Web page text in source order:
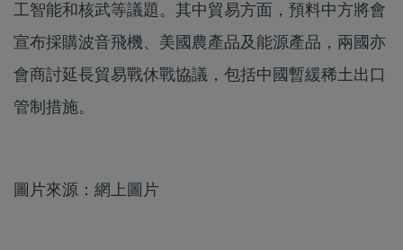
工智能和核武等議題。其中貿易方面，預料中方將會
宣布採購波音飛機、美國農產品及能源產品，兩國亦
會商討延長貿易戰休戰協議，包括中國暫緩稀土出口
管制措施。
圖片來源：網上圖片